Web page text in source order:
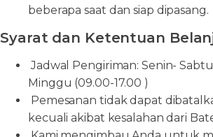
beberapa saat dan siap dipasang.
Syarat dan Ketentuan
Jadwal Pengiriman: Senin-
Minggu (09.00-17.00 )
Pemesanan tidak dapat
kecuali akibat kesalahan dari